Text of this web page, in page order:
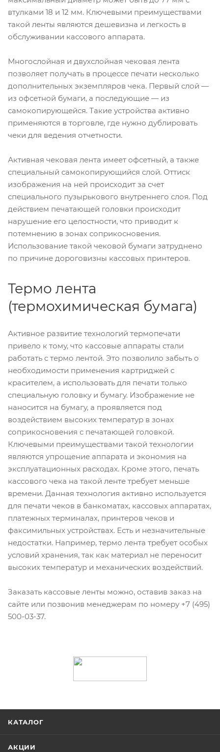
втулками 18 и 12 мм. Ключевыми преимуществами
такой ленты являются дешевизна и легкость в
обслуживании кассового аппарата.
Многослойная и двухслойная чековая лента
позволяет получать в процессе печати несколько
дополнительных экземпляров чека. Первый слой —
из офсетной бумаги, а последующие — из
самокопирующейся. Такие устройства активно
применяются в торговле, где нужно дублировать
чеки для ведения отчетности.
Активная чековая лента имеет офсетный, а также
специальный самокопирующийся слой. Оттиск
изображения на ней происходит за счет
специального пузырькового внутреннего слоя. Под
действием печатающей головки происходит
нарушение его целостности, что приводит к
потемнению в зонах соприкосновения.
Использование такой чековой бумаги затруднено
по причине дороговизны кассовых принтеров.
Термо лента
(термохимическая бумага)
Активное развитие технологий термопечати
привело к тому, что кассовые аппараты стали
работать с термо лентой. Это позволило забыть о
необходимости применения картриджей с
красителем, а использовать для печати только
специальную головку и бумагу. Изображение не
наносится на бумагу, а проявляется под
воздействием высоких температур в зонах
соприкосновения с печатающей головкой.
Ключевыми преимуществами такой технологии
являются упрощение аппарата и экономия на
эксплуатационных расходах. Кроме этого, печать
кассового чека на такой ленте требует меньше
времени. Данная технология активно используется
для печати чеков в банкоматах, кассовых аппаратах,
платежных терминалах, принтеров чеков и
факсимильных устройствах. Есть и незначительные
недостатки. Например, термо лента требует особых
условий хранения, так как материал не переносит
высоких температур и механических воздействий.
Заказать кассовые ленты можно, оставив заказ на
сайте или позвонив менеджерам по номеру +7 (495)
500-03-37.
КАТАЛОГ
АКЦИИ